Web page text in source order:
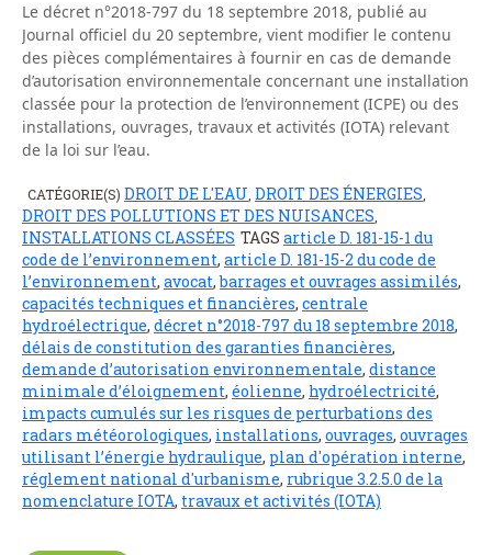
Le décret n°2018-797 du 18 septembre 2018, publié au
Journal officiel du 20 septembre, vient modifier le contenu
des pièces complémentaires à fournir en cas de demande
d’autorisation environnementale concernant une installation
classée pour la protection de l’environnement (ICPE) ou des
installations, ouvrages, travaux et activités (IOTA) relevant
de la loi sur l’eau.
CATÉGORIE(S) DROIT DE L'EAU DROIT DES ÉNERGIES
DROIT DES POLLUTIONS ET DES NUISANCES
INSTALLATIONS CLASSÉES TAGS article D. 181-15-1 du
code de l’environnement, article D. 181-15-2 du code de
l’environnement, avocat,barrages et ouvrages assimilés,
capacités techniques et financières, centrale
hydroélectrique, décret n°2018-797 du 18 septembre 2018,
délais de constitution des garanties financières,
demande d’autorisation environnementale, distance
minimale d’éloignement, éolienne, hydroélectricité,
impacts cumulés sur les risques de perturbations des
radars météorologiques, installations, ouvrages, ouvrages
utilisant l’énergie hydraulique, plan d'opération interne,
réglement national d'urbanisme, rubrique 3.2.5.0 de la
nomenclature IOTA, travaux et activités (IOTA)